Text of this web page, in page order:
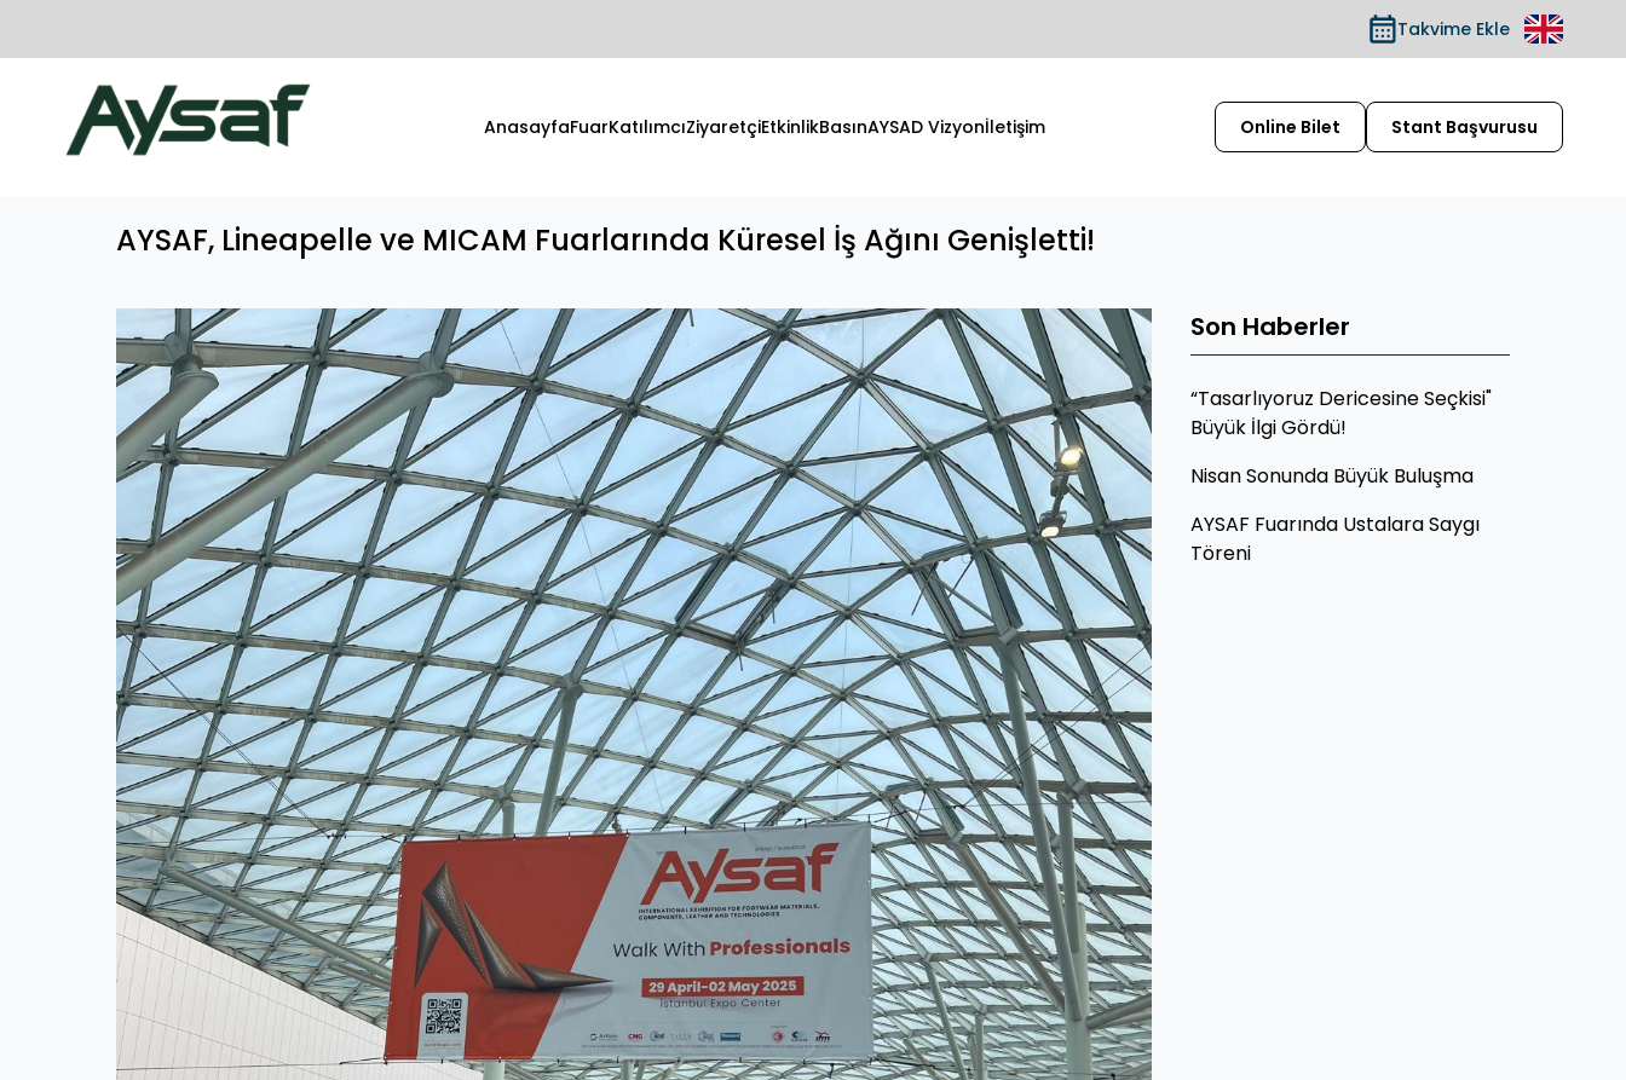
Takvime Ekle
AnasayfaFuarKatılımcıZiyaretçiEtkinlikBasınAYSAD Vizyonİletişim Online Bilet Stant Başvurusu
AYSAF, Lineapelle ve MICAM Fuarlarında Küresel İş Ağını Genişletti!
Son Haberler
“Tasarlıyoruz Dericesine Seçkisi"
Büyük İlgi Gördü!
Nisan Sonunda Büyük Buluşma
AYSAF Fuarında Ustalara Saygı
Töreni